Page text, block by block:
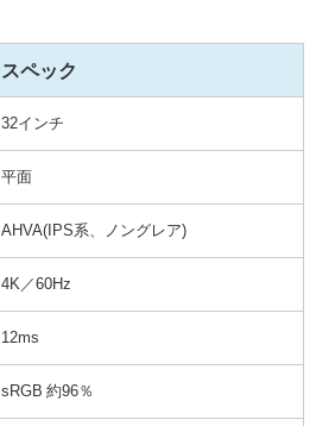
スペック
32インチ
平面
AHVA(IPS系、ノングレア)
4K／60Hz
12ms
sRGB 約96％